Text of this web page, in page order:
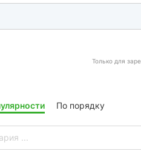
Только для
По порядку